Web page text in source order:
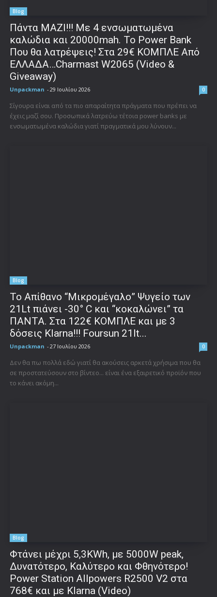
Blog
Πάντα ΜΑΖΙ!!! Με 4 ενσωματωμένα
καλώδια και 20000mah. Το Power Bank
Που θα λατρέψεις! Στα 29€ ΚΟΜΠΛΕ Από
ΕΛΛΑΔΑ…Charmast W2065 (Video &
Giveaway)
Unpackman - 29 Ιουλίου 2026 0
Σίγουρα είναι από τα πιο απαραίτητα πράγματα που πρέπει να
έχεις μαζί σου. Προσωπικά λατρεύω τέτοια power banks με
ενσωματωμένα καλώδια γιατί πραγματικά μου λύνουν...
Blog
Το Απίθανο “Μικρομέγαλο” Ψυγείο των
21Lt πιάνει -30° C και “κοκαλώνει” τα
ΠΑΝΤΑ. Στα 122€ ΚΟΜΠΛΕ και με 3
δόσεις Klarna!!! Foursun 21lt...
Unpackman - 27 Ιουλίου 2026 0
Δεν θα πω πολλά εδώ γιατί θα ακούσεις αρκετά χρήσιμα που θα
σε προστατεύσουν στο βίντεο... είναι ένα εξαιρετικό προϊόν που
το κάνει ακόμη...
Blog
Φτάνει μέχρι 5,3KWh, με 5000W peak,
Δυνατότερο, Καλύτερο και Φθηνότερο!
Power Station Allpowers R2500 V2 στα
768€ και με Klarna (Video)